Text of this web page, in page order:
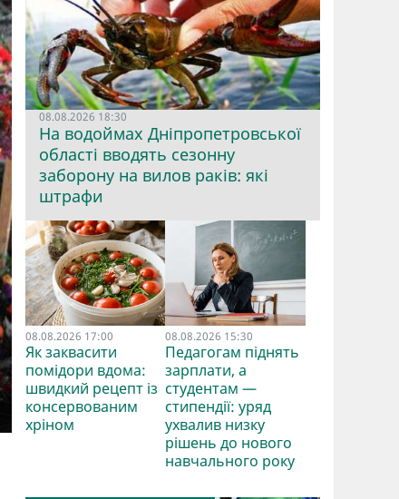
08.08.2026 18:30
На водоймах Дніпропетровської
області вводять сезонну
заборону на вилов раків: які
штрафи
08.08.2026 17:00
Як заквасити
помідори вдома:
швидкий рецепт із
консервованим
хріном
08.08.2026 15:30
Педагогам піднять
зарплати, а
студентам —
стипендії: уряд
ухвалив низку
рішень до нового
навчального року